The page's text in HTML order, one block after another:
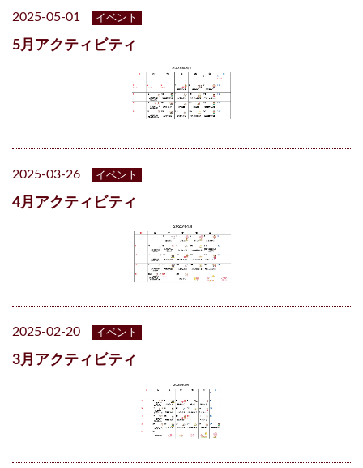
2025-05-01 イベント
5月アクティビティ
2025-03-26 イベント
4月アクティビティ
2025-02-20 イベント
3月アクティビティ